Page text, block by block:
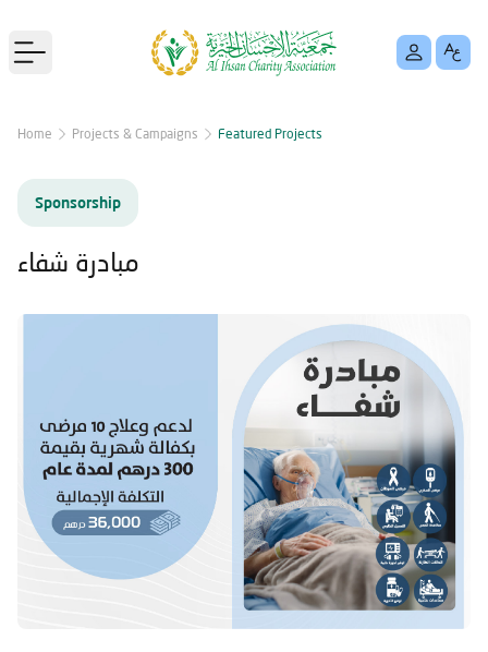
Open main menu
Home Projects & Campaigns Featured Projects
Sponsorship
مبادرة شفاء